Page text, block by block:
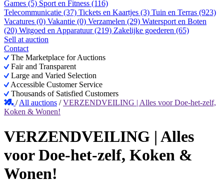
Games (5) Sport en Fitness (116)
Telecommunicatie (37) Tickets en Kaartjes (3) Tuin en Terras (923)
Vacatures (0) Vakantie (0) Verzamelen (29) Watersport en Boten
(20) Witgoed en Apparatuur (219) Zakelijke goederen (65)
Sell at auction
Contact
The Marketplace for Auctions
Fair and Transparent
Large and Varied Selection
Accessible Customer Service
Thousands of Satisfied Customers
/All auctions /VERZENDVEILING | Alles voor Doe-het-zelf,
Koken & Wonen!
VERZENDVEILING | Alles
voor Doe-het-zelf, Koken &
Wonen!